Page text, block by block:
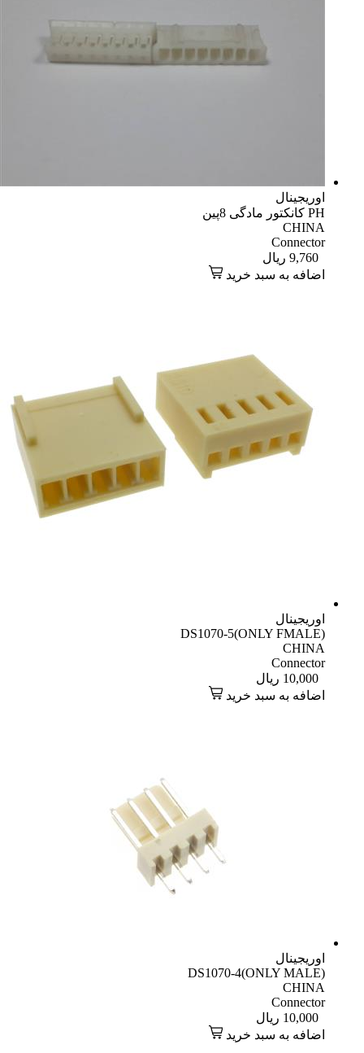
اوریجینال
PH کانکتور مادگی 8پین
CHINA
Connector
9,760 ریال
اضافه به سبد خرید
اوریجینال
DS1070-5(ONLY FMALE)
CHINA
Connector
10,000 ریال
اضافه به سبد خرید
اوریجینال
DS1070-4(ONLY MALE)
CHINA
Connector
10,000 ریال
اضافه به سبد خرید